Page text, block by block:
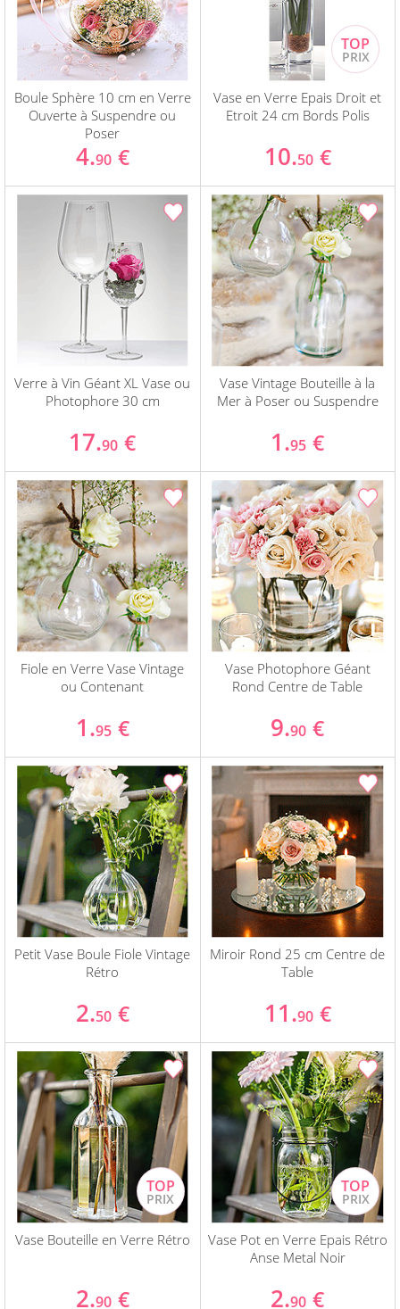
Boule Sphère 10 cm en Verre
Ouverte à Suspendre ou
Poser
4.90 €
Vase en Verre Epais Droit et
Etroit 24 cm Bords Polis
10.50 €
Verre à Vin Géant XL Vase ou
Photophore 30 cm
17.90 €
Vase Vintage Bouteille à la
Mer à Poser ou Suspendre
1.95 €
Fiole en Verre Vase Vintage
ou Contenant
1.95 €
Vase Photophore Géant
Rond Centre de Table
9.90 €
Petit Vase Boule Fiole Vintage
Rétro
2.50 €
Miroir Rond 25 cm Centre de
Table
11.90 €
Vase Bouteille en Verre Rétro
2.90 €
Vase Pot en Verre Epais Rétro
Anse Metal Noir
2.90 €